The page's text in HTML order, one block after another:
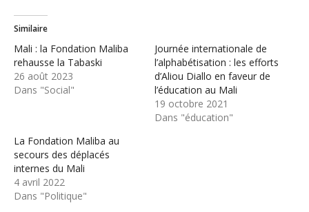
Similaire
Mali : la Fondation Maliba
rehausse la Tabaski
26 août 2023
Dans "Social"
Journée internationale de
l’alphabétisation : les efforts
d’Aliou Diallo en faveur de
l’éducation au Mali
19 octobre 2021
Dans "éducation"
La Fondation Maliba au
secours des déplacés
internes du Mali
4 avril 2022
Dans "Politique"